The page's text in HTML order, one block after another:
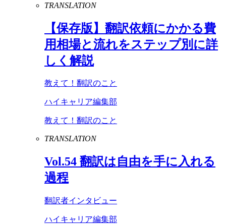
TRANSLATION
【保存版】翻訳依頼にかかる費
用相場と流れをステップ別に詳
しく解説
教えて！翻訳のこと
ハイキャリア編集部
教えて！翻訳のこと
TRANSLATION
Vol.54 翻訳は自由を手に入れる
過程
翻訳者インタビュー
ハイキャリア編集部